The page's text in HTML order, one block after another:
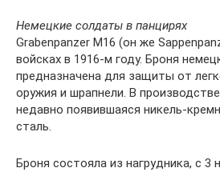
Немецкие солдаты в панцирях
Grabenpanzer М16 (он же
войсках в 1916-м году. Броня
предназначена для защиты от
оружия и шрапнели. В
недавно появившаяся никель-
сталь.
Броня состояла из нагрудника, с